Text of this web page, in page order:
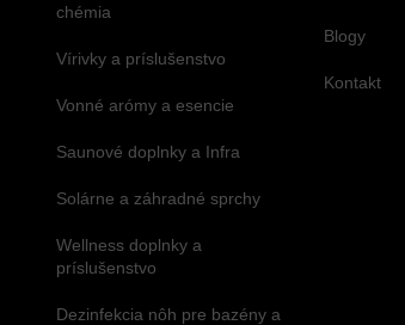
chémia
Vírivky a príslušenstvo
Vonné arómy a esencie
Saunové doplnky a Infra
Solárne a záhradné sprchy
Wellness doplnky a
príslušenstvo
Dezinfekcia nôh pre bazény a
Blogy
Kontakt